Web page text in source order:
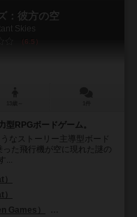
：彼方の空
Skies
6.5
RPGボードゲーム。
なストーリー主導型ボード
た飛行機が空に現れた謎の
...
Games）